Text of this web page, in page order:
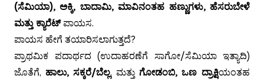
(ಸೆಮಿಯಾ), ಅಕ್ಕಿ, ಬಾದಾಮಿ, ಮಾವಿನಂತಹ ಹಣ್ಣುಗಳು, ಹೆಸರುಬೇಳೆ
ಮತ್ತು ಕ್ಯಾರೆಟ್ಪಾಯಸ.
ಪಾಯಸ ಹೇಗೆ ತಯಾರಿಸಲಾಗುತ್ತದೆ?
ಪ್ರಾಥಮಿಕ ಪದಾರ್ಥದ (ಉದಾಹರಣೆಗೆ ಸಾಗೋ/ಸೆಮಿಯಾ ಇತ್ಯಾದಿ)
ಜೊತೆಗೆ, ಹಾಲು, ಸಕ್ಕರೆ/ಬೆಲ್ಲ, ಮತ್ತು ಗೋಡಂಬಿ, ಒಣ ದ್ರಾಕ್ಷಿಯಂತಹ